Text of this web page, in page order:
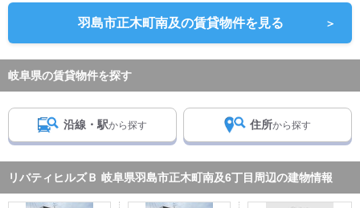
羽島市正木町南及の賃貸物件を見る ＞
岐阜県の賃貸物件を探す
沿線・駅から探す 住所から探す
リバティヒルズＢ 岐阜県羽島市正木町南及6丁目周辺の建物情報